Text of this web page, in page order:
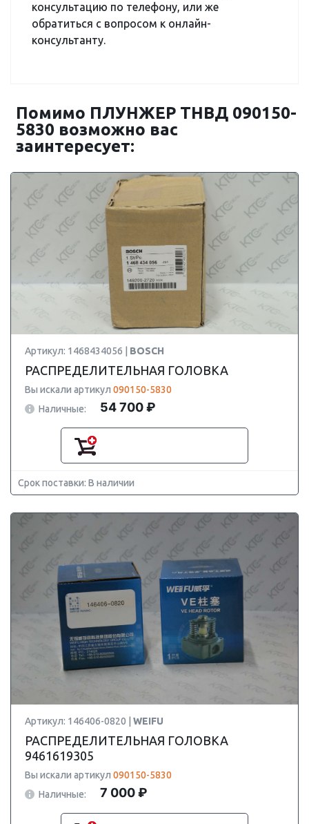
консультацию по телефону, или же
обратиться с вопросом к онлайн-
консультанту.
Помимо ПЛУНЖЕР ТНВД 090150-
5830 возможно вас
заинтересует:
Артикул: 1468434056 | BOSCH
РАСПРЕДЕЛИТЕЛЬНАЯ ГОЛОВКА
Вы искали артикул 090150-5830
Наличные:
54 700 ₽
Срок поставки: В наличии
Артикул: 146406-0820 | WEIFU
РАСПРЕДЕЛИТЕЛЬНАЯ ГОЛОВКА
9461619305
Вы искали артикул 090150-5830
Наличные:
7 000 ₽